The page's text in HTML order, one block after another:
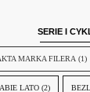
SERIE I
MARKA FILERA (1)
LATO (2)